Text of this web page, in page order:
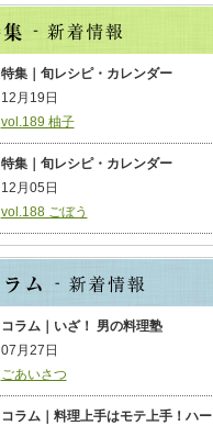
特集｜旬レシピ・カレンダー
12月19日
vol.189 柚子
特集｜旬レシピ・カレンダー
12月05日
vol.188 ごぼう
コラム｜いざ！ 男の料理塾
07月27日
ごあいさつ
コラム｜料理上手はモテ上手！ハー